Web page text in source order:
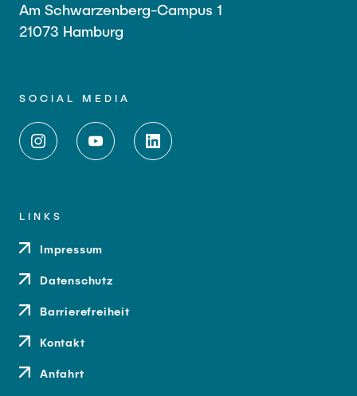
Am Schwarzenberg-Campus 1
21073 Hamburg
SOCIAL MEDIA
LINKS
Impressum
Datenschutz
Barrierefreiheit
Kontakt
Anfahrt